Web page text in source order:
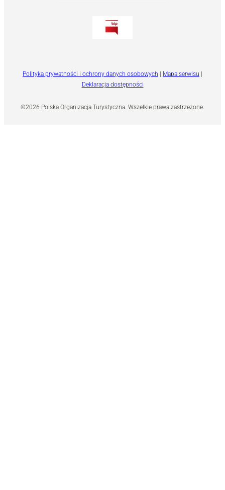
©2026 Polska Organizacja Turystyczna. Wszelkie prawa zastrzeżone.
Polityka prywatności i ochrony danych osobowych | Mapa serwisu |
Deklaracja dostępności